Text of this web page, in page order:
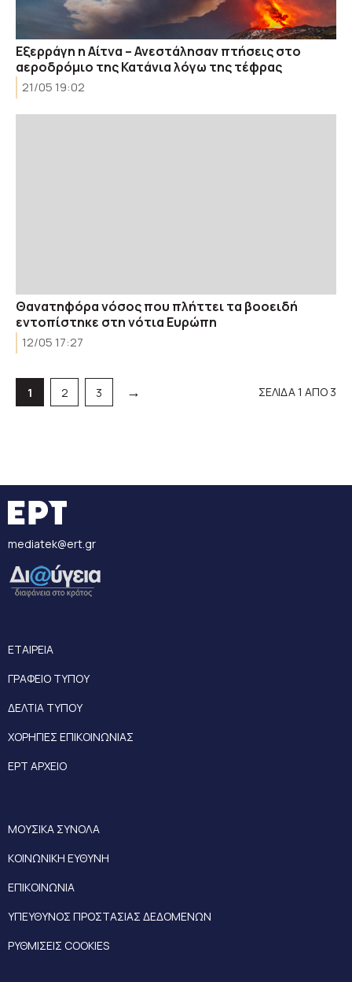
Εξερράγη η Αίτνα – Ανεστάλησαν πτήσεις στο
αεροδρόμιο της Κατάνια λόγω της τέφρας
21/05 19:02
Θανατηφόρα νόσος που πλήττει τα βοοειδή
εντοπίστηκε στη νότια Ευρώπη
12/05 17:27
Σελίδα
1 Σελίδα
2 Σελίδα
3 → ΣΕΛΙΔΑ 1 ΑΠΟ 3
mediatek@ert.gr
ΕΤΑΙΡΕΙΑ
ΓΡΑΦΕΙΟ ΤΥΠΟΥ
ΔΕΛΤΙΑ ΤΥΠΟΥ
ΧΟΡΗΓΙΕΣ ΕΠΙΚΟΙΝΩΝΙΑΣ
ΕΡΤ ΑΡΧΕΙΟ
ΜΟΥΣΙΚΑ ΣΥΝΟΛΑ
ΚΟΙΝΩΝΙΚΗ ΕΥΘΥΝΗ
ΕΠΙΚΟΙΝΩΝΙΑ
ΥΠΕΥΘΥΝΟΣ ΠΡΟΣΤΑΣΙΑΣ ΔΕΔΟΜΕΝΩΝ
ΡΥΘΜΙΣΕΙΣ COOKIES